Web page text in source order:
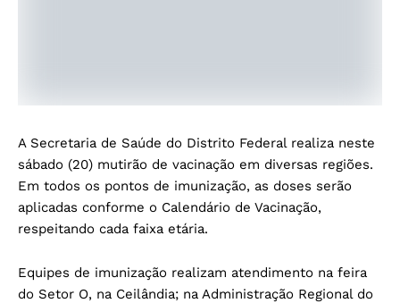
A Secretaria de Saúde do Distrito Federal realiza neste
sábado (20) mutirão de vacinação em diversas regiões.
Em todos os pontos de imunização, as doses serão
aplicadas conforme o Calendário de Vacinação,
respeitando cada faixa etária.
Equipes de imunização realizam atendimento na feira
do Setor O, na Ceilândia; na Administração Regional do